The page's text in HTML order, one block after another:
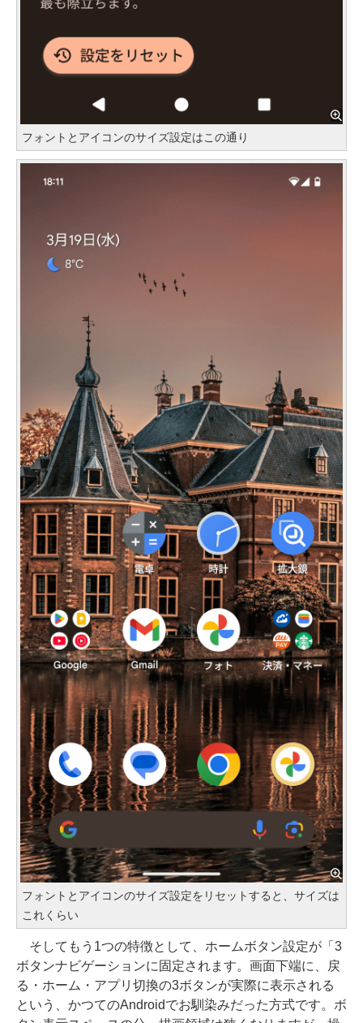
フォントとアイコンのサイズ設定はこの通り
フォントとアイコンのサイズ設定をリセットすると、サイズは
これくらい
そしてもう1つの特徴として、ホームボタン設定が「3
ボタンナビゲーションに固定されます。画面下端に、戻
る・ホーム・アプリ切換の3ボタンが実際に表示される
という、かつてのAndroidでお馴染みだった方式です。ボ